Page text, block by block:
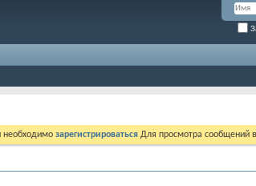
необходимо зарегистрироваться Для просмотра сообщений